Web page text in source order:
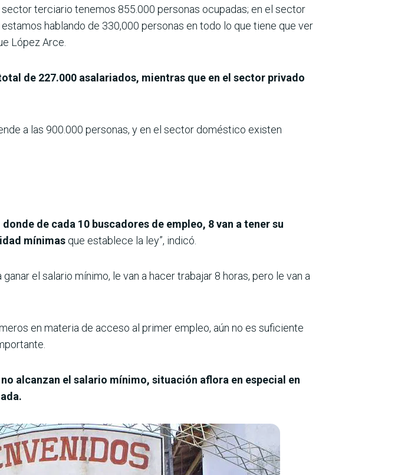
sector terciario tenemos 855.000 personas ocupadas; en el sector
hablando de 330,000 personas en todo lo que tiene que ver
López Arce.
de 227.000 asalariados, mientras que en el sector privado
a las 900.000 personas, y en el sector doméstico existen
de cada 10 buscadores de empleo, 8 van a tener su
mínimas que establece la ley”, indicó.
el salario mínimo, le van a hacer trabajar 8 horas, pero le van a
en materia de acceso al primer empleo, aún no es suficiente
alcanzan el salario mínimo, situación aflora en especial en